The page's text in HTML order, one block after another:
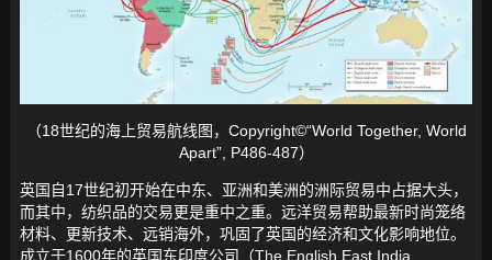
（18世纪的海上贸易航线图，Copyright©“World Together, World
Apart”, P486-487）
英国自17世纪初开始在中东、亚洲和美洲的洲际贸易中占据大头，
而其中，纺织品的交易更是重中之重。远洋贸易帮助最新时尚笼络
材料、更新技术、远销海外，巩固了英国的经济和文化影响地位。
成立于1600年的英国东印度公司（The English East India